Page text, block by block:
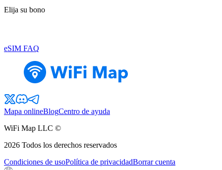
Elija su bono
eSIM FAQ
Mapa onlineBlogCentro de ayuda
WiFi Map LLC ©
2026 Todos los derechos reservados
Condiciones de usoPolítica de privacidadBorrar cuenta